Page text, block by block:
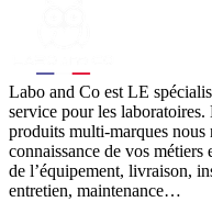
Labo and Co est LE
service pour les
produits multi-marques
connaissance de vos métiers
de l’équipement, livraison,
entretien, maintenance…